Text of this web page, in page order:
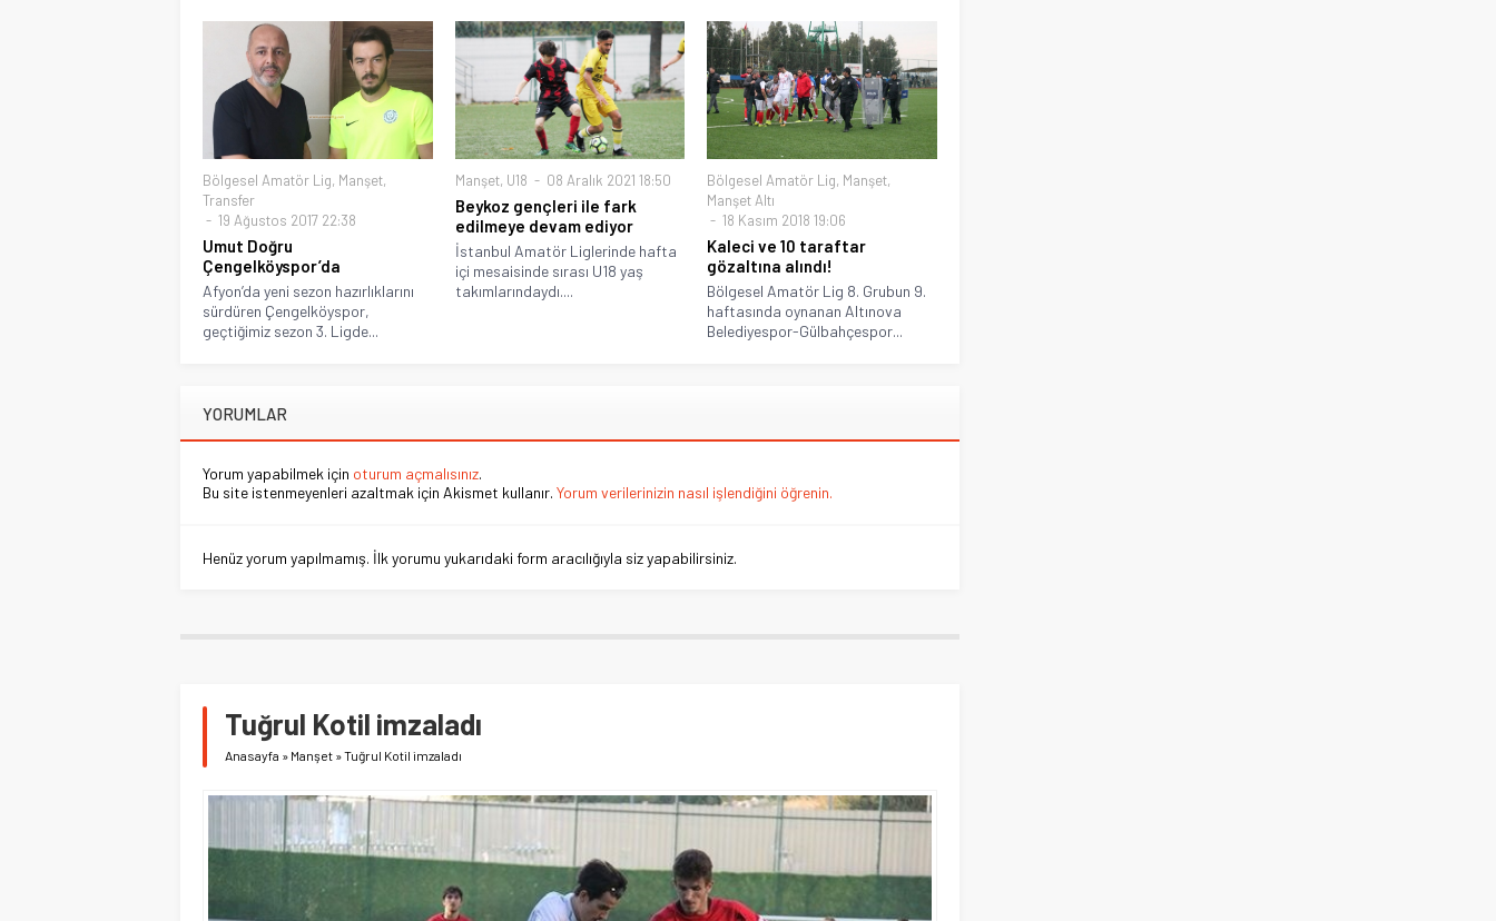
Bölgesel Amatör Lig, Manşet,
Transfer
19 Ağustos 2017 22:38
Umut Doğru
Çengelköyspor’da
Afyon’da yeni sezon hazırlıklarını
sürdüren Çengelköyspor,
geçtiğimiz sezon 3. Ligde...
Manşet, U18 08 Aralık 2021 18:50
Beykoz gençleri ile fark
edilmeye devam ediyor
İstanbul Amatör Liglerinde hafta
içi mesaisinde sırası U18 yaş
takımlarındaydı....
Bölgesel Amatör Lig, Manşet,
Manşet Altı
18 Kasım 2018 19:06
Kaleci ve 10 taraftar
gözaltına alındı!
Bölgesel Amatör Lig 8. Grubun 9.
haftasında oynanan Altınova
Belediyespor-Gülbahçespor...
YORUMLAR
Yorum yapabilmek için oturum açmalısınız.
Bu site istenmeyenleri azaltmak için Akismet kullanır. Yorum verilerinizin nasıl işlendiğini öğrenin.
Henüz yorum yapılmamış. İlk yorumu yukarıdaki form aracılığıyla siz yapabilirsiniz.
Tuğrul Kotil imzaladı
Anasayfa » Manşet »Tuğrul Kotil imzaladı